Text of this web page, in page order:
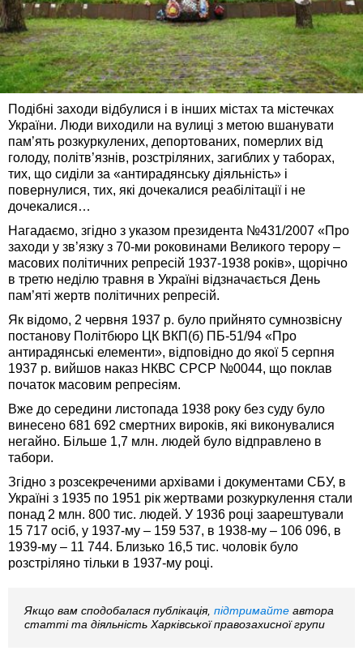
Подібні заходи відбулися і в інших містах та містечках
України. Люди виходили на вулиці з метою вшанувати
пам’ять розкуркулених, депортованих, померлих від
голоду, політв’язнів, розстріляних, загиблих у таборах,
тих, що сиділи за «антирадянську діяльність» і
повернулися, тих, які дочекалися реабілітації і не
дочекалися…
Нагадаємо, згідно з указом президента №431/2007 «Про
заходи у зв’язку з 70-ми роковинами Великого терору –
масових політичних репресій 1937-1938 років», щорічно
в третю неділю травня в Україні відзначається День
пам’яті жертв політичних репресій.
Як відомо, 2 червня 1937 р. було прийнято сумнозвісну
постанову Політбюро ЦК ВКП(б) ПБ-51/94 «Про
антирадянські елементи», відповідно до якої 5 серпня
1937 р. вийшов наказ НКВС СРСР №0044, що поклав
початок масовим репресіям.
Вже до середини листопада 1938 року без суду було
винесено 681 692 смертних вироків, які виконувалися
негайно. Більше 1,7 млн. людей було відправлено в
табори.
Згідно з розсекреченими архівами і документами СБУ, в
Україні з 1935 по 1951 рік жертвами розкуркулення стали
понад 2 млн. 800 тис. людей. У 1936 році заарештували
15 717 осіб, у 1937-му – 159 537, в 1938-му – 106 096, в
1939-му – 11 744. Близько 16,5 тис. чоловік було
розстріляно тільки в 1937-му році.
Якщо вам сподобалася публікація, підтримайте автора
статті та діяльність Харківської правозахисної групи